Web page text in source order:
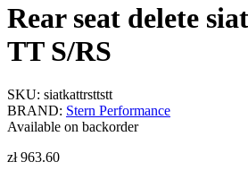
Rear seat delete
TT S/RS
SKU: siatkattrsttstt
BRAND: Stern Performance
Available on backorder
zł963.60